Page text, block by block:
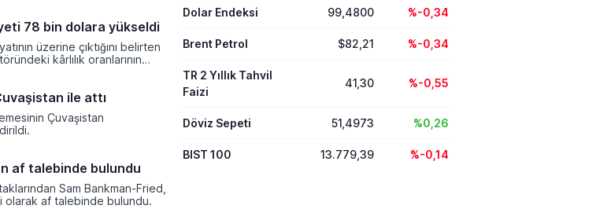
78 bin dolara yükseldi
üzerine çıktığını belirten
kârlılık oranlarının
ile attı
Çuvaşistan
af talebinde bulundu
Sam Bankman-Fried,
olarak af talebinde bulundu.
Dolar Endeksi 99,4800 %-0,34
Brent Petrol $82,21 %-0,34
TR 2 Yıllık Tahvil
Faizi
41,30 %-0,55
Döviz Sepeti 51,4973 %0,26
BIST 100 13.779,39 %-0,14